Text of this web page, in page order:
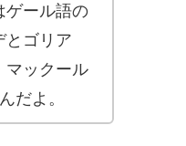
ゲール語の
とゴリア
マックール
だよ。